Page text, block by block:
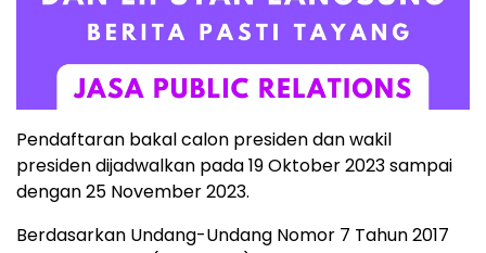
Pendaftaran bakal calon presiden dan wakil
presiden dijadwalkan pada 19 Oktober 2023 sampai
dengan 25 November 2023.
Berdasarkan Undang-Undang Nomor 7 Tahun 2017